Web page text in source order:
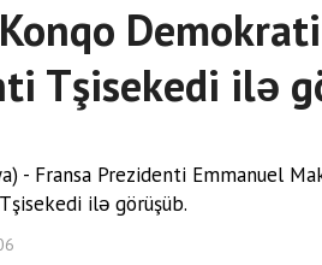
Tşisekedi ilə
- Fransa Prezidenti Emmanuel
ilə görüşüb.